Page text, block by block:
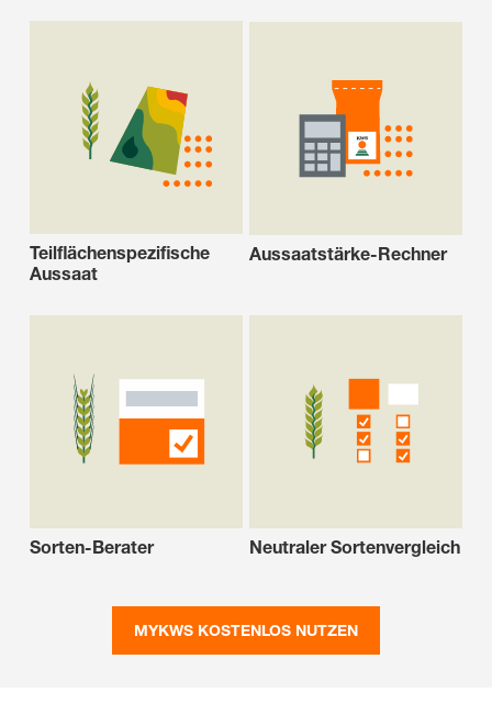
Teilflächenspezifische
Aussaat
Aussaatstärke-Rechner
Sorten-Berater Neutraler Sortenvergleich
MYKWS KOSTENLOS NUTZEN